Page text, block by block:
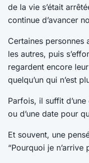
de la vie s’était
continue d’avancer
Certaines personnes
les autres, puis
regardent encore
quelqu’un qui n’est
Parfois, il suffit d’une
ou d’une date pour
Et souvent, une
“Pourquoi je n’arrive